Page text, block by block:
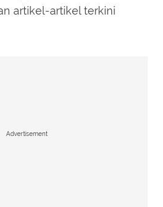
artikel-artikel terkini
Advertisement